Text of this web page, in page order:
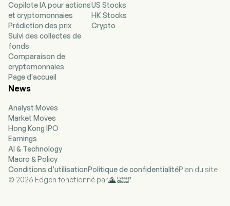
introduction en bourse le 12 juillet 2016. Son
principal agoniste immunitaire inné, IFx-2.0, est
conçu pour surmonter la résistance primaire aux
inhibiteurs de points de contrôle immunitaire.
L'entreprise a lancé un essai clinique randomisé,
contrôlé par placebo, de phase III avec IFx-2.0,
administré en complément du Keytruda
(pembrolizumab), comparé au Keytruda associé
à un placebo, dans le traitement de première
ou métastatique. L'entreprise utilise sa
technologie du récepteur des opioïdes delta
pour développer des conjugués d'anticorps bi-
spécifiques et des conjugués peptide-anticorps
ciblant les cellules myéloïdes suppresseurs
(MDSC) afin d'inhiber leurs effets
immunosuppresseurs sur le
microenvironnement tumoral, empêchant ainsi
Copilote IA pour actions
et cryptomonnaies
Prédiction des prix
Suivi des collectes de
fonds
Comparaison de
cryptomonnaies
Page d'accueil
US Stocks
HK Stocks
Crypto
News
Analyst Moves
Market Moves
Hong Kong IPO
Earnings
AI & Technology
Macro & Policy
Conditions d’utilisationPolitique de confidentialitéPlan du site
© 2026 Edgen fonctionné par